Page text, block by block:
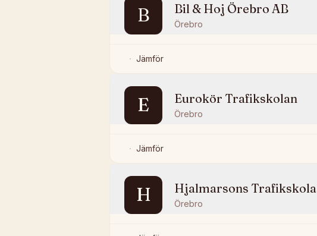
B Bil & Hoj Örebro AB
Örebro
Jämför
E Eurokör Trafikskolan
Örebro
Jämför
H Hjalmarsons Trafikskola
Örebro